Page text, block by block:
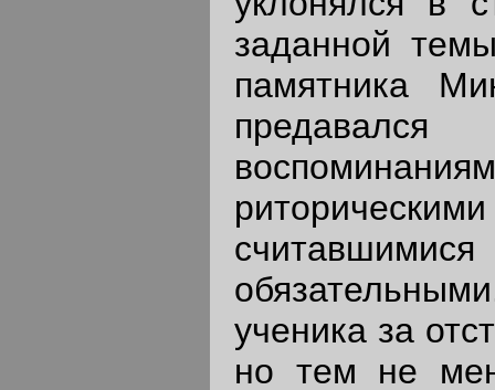
заданной
памятника
ученика за
но тем не